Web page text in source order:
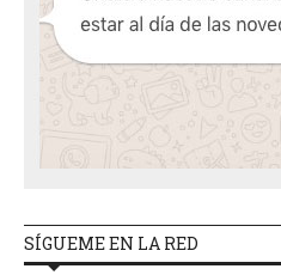
SÍGUEME EN LA RED